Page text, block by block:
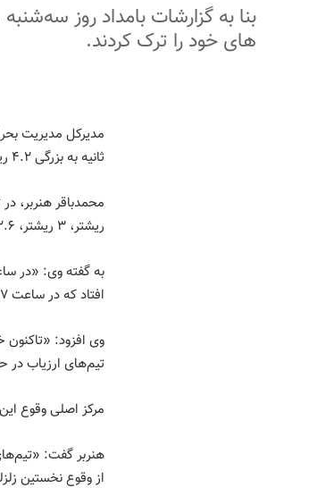
های خود را ترک کردند.
ثانیه به بزرگی ۴.۲ ریشتر اتفاق افتاد که بعد از آن، ۵ پس لرزه را در پی داشت.»
ریشتر، ۳ ریشتر، ۲.۶ ریشتر و ۲.۵ ریشتر بوده است.»
افتاد که در ساعت ۷ و ۵۹ دقیقه، یک پس لرزه سه ریشتری داشته است.»
وی افزود:
تیم‌های ارزیاب
مرکز اصلی وقوع
هنربر گفت:
از وقوع نخستین